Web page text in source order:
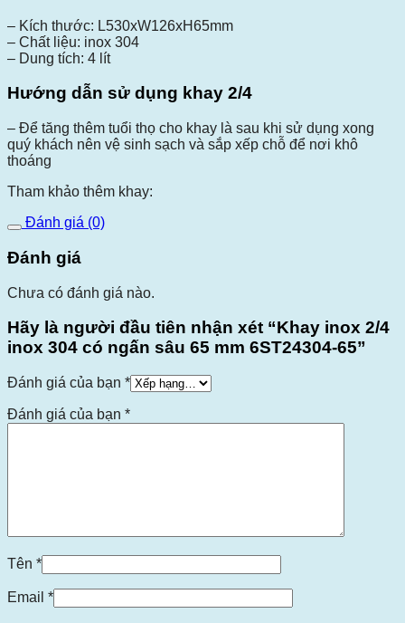
– Kích thước: L530xW126xH65mm
– Chất liệu: inox 304
– Dung tích: 4 lít
Hướng dẫn sử dụng khay 2/4
– Để tăng thêm tuổi thọ cho khay là sau khi sử dụng xong
quý khách nên vệ sinh sạch và sắp xếp chỗ để nơi khô
thoáng
Tham khảo thêm khay:
Đánh giá (0)
Đánh giá
Chưa có đánh giá nào.
Hãy là người đầu tiên nhận xét “Khay inox 2/4
inox 304 có ngấn sâu 65 mm 6ST24304-65”
Đánh giá của bạn *
Đánh giá của bạn *
Tên *
Email *